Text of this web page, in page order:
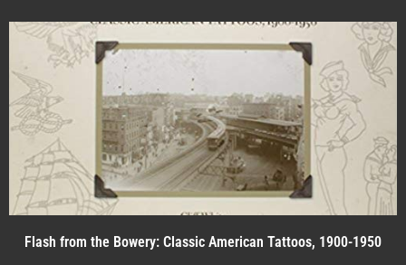
Flash from the Bowery: Classic American Tattoos, 1900-1950